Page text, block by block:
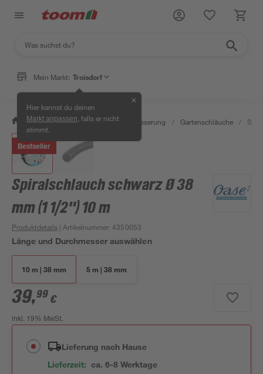
Mein Markt: Troisdorf
Hier kannst du deinen
Markt anpassen , falls er nicht
stimmt.
✕
/ Garten & Freizeit / Gartenbewässerung / Gartenschläuche /
Bestseller
Spiralschlauch schwarz Ø 38
mm (1 1/2") 10 m
Produktdetails | Artikelnummer:4350053
Länge und Durchmesser auswählen
10 m | 38 mm 5 m | 38 mm
39,99 €
inkl. 19% MwSt.
Lieferung nach Hause
Lieferzeit: ca. 6-8 Werktage